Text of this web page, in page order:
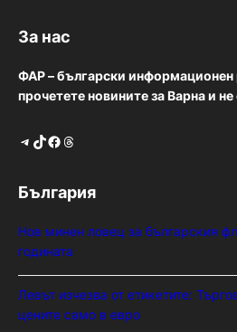
За нас
ФАР – български информационен
прочетете новините за Варна и
Telegram TikTok Facebook Threads
България
Нов минен ловец за българския
годината
Левът изчезва от етикетите:
цените само в евро